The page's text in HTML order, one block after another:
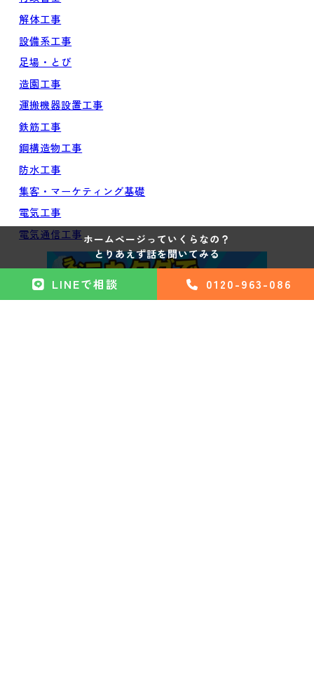
解体工事
設備系工事
足場・とび
造園工事
運搬機器設置工事
鉄筋工事
鋼構造物工事
防水工事
集客・マーケティング基礎
電気工事
電気通信工事 ホームページっていくらなの？
とりあえず話を聞いてみる
LINEで相談 0120-963-086